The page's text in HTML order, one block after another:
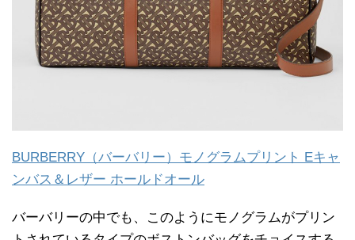
BURBERRY（バーバリー）モノグラムプリント Eキャ
ンバス＆レザー ホールドオール
バーバリーの中でも、このようにモノグラムがプリン